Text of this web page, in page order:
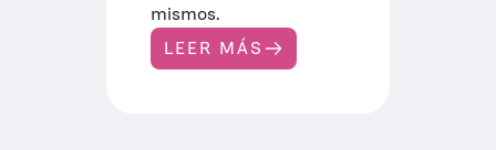
mismos.
LEER MÁS
:
M